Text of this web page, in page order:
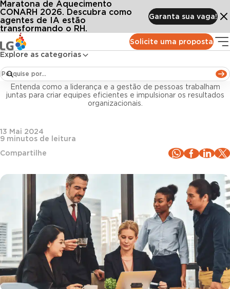
Solicite uma proposta
Explore as categorias
Maratona de Aquecimento
CONARH 2026. Descubra como
agentes de IA estão
transformando o RH.
Garanta sua vaga!
Conteúdos Blog LG
Liderança e gestão de pessoas: qual a relação entre esses dois aspectos?
Liderança
Liderança e gestão de pessoas: qual a relação
entre esses dois aspectos?
Entenda como a liderança e a gestão de pessoas trabalham
juntas para criar equipes eficientes e impulsionar os resultados
organizacionais.
13 Mai 2024
9 minutos de leitura
Compartilhe